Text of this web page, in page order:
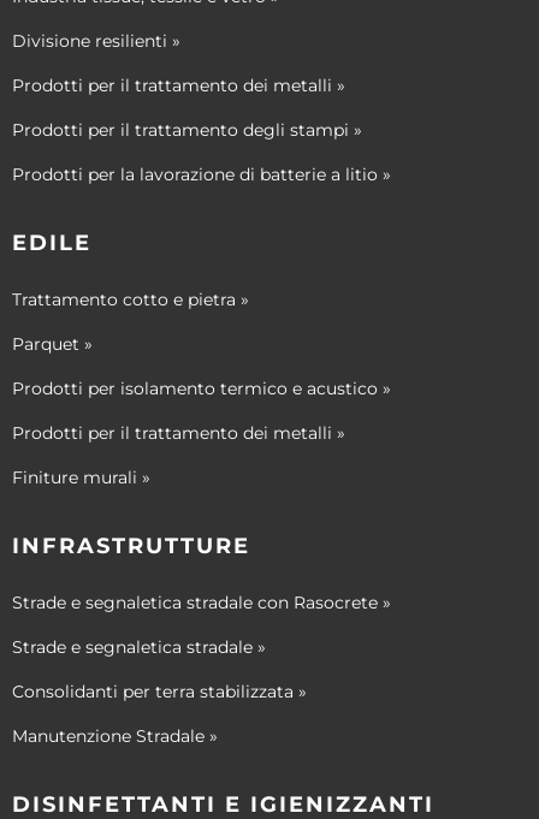
Divisione resilienti »
Prodotti per il trattamento dei metalli »
Prodotti per il trattamento degli stampi »
Prodotti per la lavorazione di batterie a litio »
EDILE
Trattamento cotto e pietra »
Parquet »
Prodotti per isolamento termico e acustico »
Prodotti per il trattamento dei metalli »
Finiture murali »
INFRASTRUTTURE
Strade e segnaletica stradale con Rasocrete »
Strade e segnaletica stradale »
Consolidanti per terra stabilizzata »
Manutenzione Stradale »
DISINFETTANTI E IGIENIZZANTI